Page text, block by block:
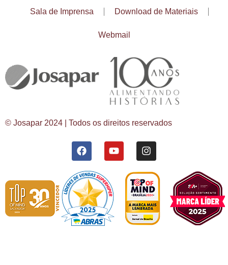
Sala de Imprensa Download de Materiais
Webmail
© Josapar 2024 | Todos os direitos reservados